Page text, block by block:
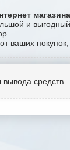
и
ваших
средств